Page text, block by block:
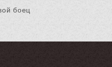
боец